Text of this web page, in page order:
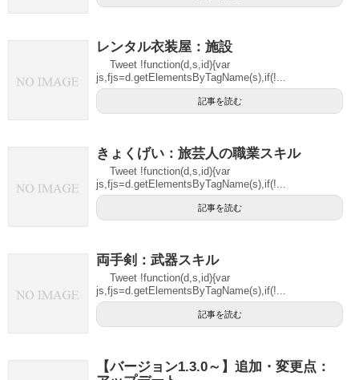
レンタル衣装屋：施設
Tweet !function(d,s,id){var
js,fjs=d.getElementsByTagName(s),if(!...
記事を読む
きょくげい：旅芸人の職業スキル
Tweet !function(d,s,id){var
js,fjs=d.getElementsByTagName(s),if(!...
記事を読む
両手剣：武器スキル
Tweet !function(d,s,id){var
js,fjs=d.getElementsByTagName(s),if(!...
記事を読む
【バージョン1.3.0～】追加・変更点：